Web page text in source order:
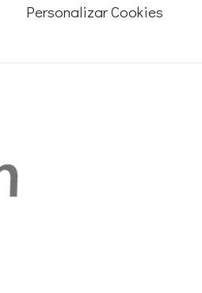
Personalizar Cookies